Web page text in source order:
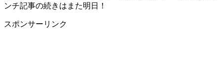
ンチ記事の続きはまた明日！
スポンサーリンク